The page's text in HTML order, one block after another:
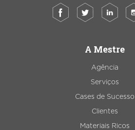
A Mestre
Agência
Serviços
Cases de Sucesso
Clientes
Materiais Ricos